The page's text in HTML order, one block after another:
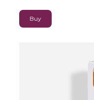
Buy